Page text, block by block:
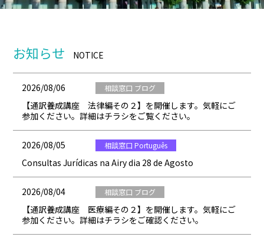
お知らせ NOTICE
2026/08/06 相談窓口 ブログ
【通訳養成講座 法律編その２】を開催します。気軽にご
参加ください。詳細はチラシをご覧ください。
2026/08/05 相談窓口 Português
Consultas Jurídicas na Airy dia 28 de Agosto
2026/08/04 相談窓口 ブログ
【通訳養成講座 医療編その２】を開催します。気軽にご
参加ください。詳細はチラシをご確認ください。